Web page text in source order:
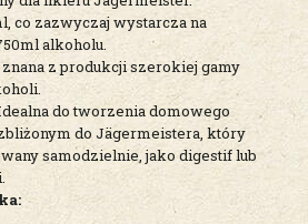
co zazwyczaj wystarcza na
alkoholu.
znana z produkcji szerokiej gamy
do tworzenia domowego
do Jägermeistera, który
samodzielnie, jako digestif lub